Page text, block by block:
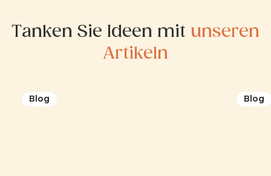
Tanken Sie Ideen mit unseren
Artikeln
Blog Blog